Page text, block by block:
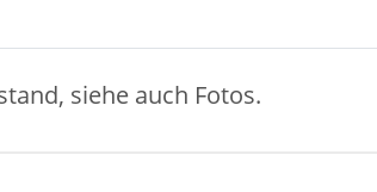
siehe auch Fotos.